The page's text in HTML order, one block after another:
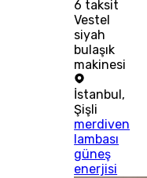
6 taksit
Vestel
siyah
bulaşık
makinesi
İstanbul ,
Şişli
merdiven
lambası
güneş
enerjisi